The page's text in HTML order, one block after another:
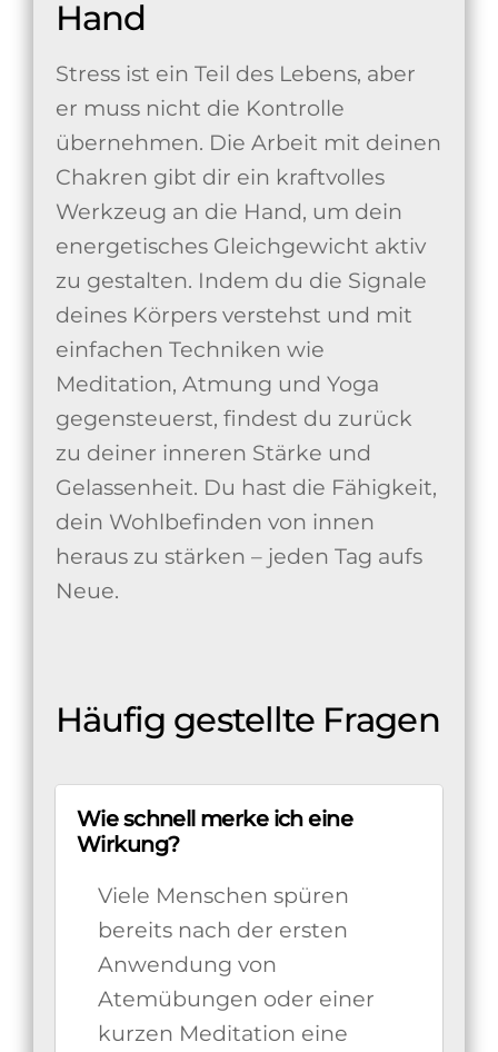
Hand
Stress ist ein Teil des Lebens, aber
er muss nicht die Kontrolle
übernehmen. Die Arbeit mit deinen
Chakren gibt dir ein kraftvolles
Werkzeug an die Hand, um dein
energetisches Gleichgewicht aktiv
zu gestalten. Indem du die Signale
deines Körpers verstehst und mit
einfachen Techniken wie
Meditation, Atmung und Yoga
gegensteuerst, findest du zurück
zu deiner inneren Stärke und
Gelassenheit. Du hast die Fähigkeit,
dein Wohlbefinden von innen
heraus zu stärken – jeden Tag aufs
Neue.
Häufig gestellte Fragen
Wie schnell merke ich eine
Wirkung?
Viele Menschen spüren
bereits nach der ersten
Anwendung von
Atemübungen oder einer
kurzen Meditation eine